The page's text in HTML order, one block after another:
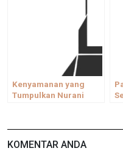
Kenyamanan yang
Tumpulkan Nurani
KOMENTAR ANDA